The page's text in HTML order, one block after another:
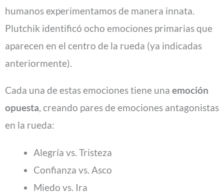
humanos experimentamos de manera innata.
Plutchik identificó ocho emociones primarias que
aparecen en el centro de la rueda (ya indicadas
anteriormente).
Cada una de estas emociones tiene una emoción
opuesta, creando pares de emociones antagonistas
en la rueda:
Alegría vs. Tristeza
Confianza vs. Asco
Miedo vs. Ira